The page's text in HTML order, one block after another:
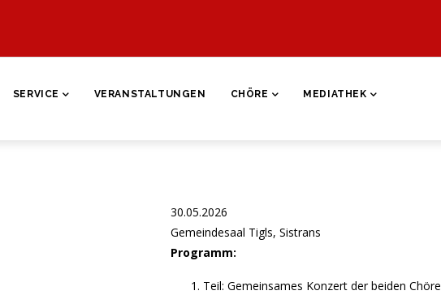
SERVICE VERANSTALTUNGEN CHÖRE MEDIATHEK
30.05.2026
Gemeindesaal Tigls, Sistrans
Programm:
Teil: Gemeinsames Konzert der beiden Chöre